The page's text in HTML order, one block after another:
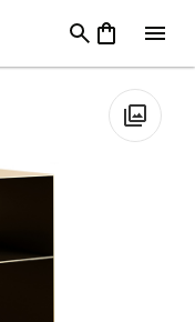
→
Carpe Diem
🔍